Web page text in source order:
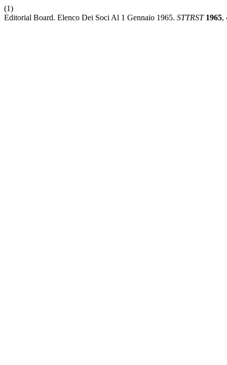
(1)
Editorial Board. Elenco Dei Soci Al 1 Gennaio 1965. STTRST 1965,